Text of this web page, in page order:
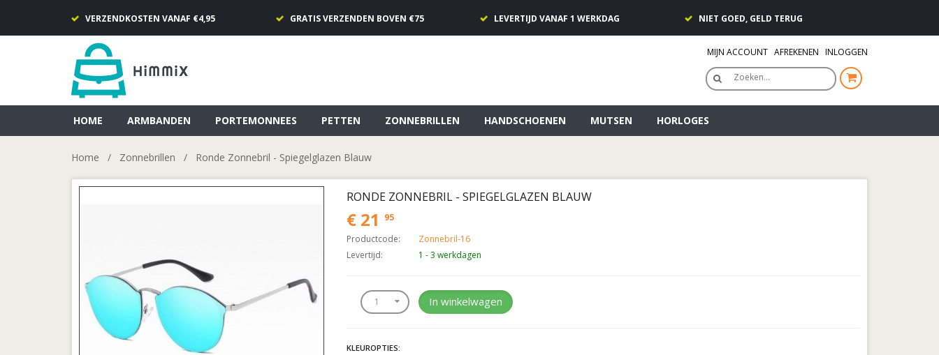
VERZENDKOSTEN VANAF €4,95 GRATIS VERZENDEN BOVEN €75 LEVERTIJD VANAF 1 WERKDAG NIET GOED, GELD TERUG
MIJN ACCOUNT AFREKENEN INLOGGEN
Zoeken…
HOME ARMBANDEN PORTEMONNEES PETTEN ZONNEBRILLEN HANDSCHOENEN MUTSEN HORLOGES
Home / Zonnebrillen / Ronde Zonnebril - Spiegelglazen Blauw
RONDE ZONNEBRIL - SPIEGELGLAZEN BLAUW
€ 21
95
Productcode:
Zonnebril-16
Levertijd:
1 - 3 werkdagen
In winkelwagen
KLEUROPTIES: